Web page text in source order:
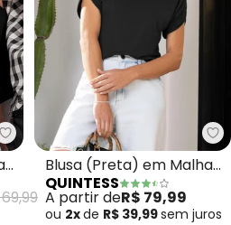
Quintess - Blusa (Preto) em
Blusa (Preta) em Malha
de Viscolycra
QUINTESS
A partir deR$ 79,99
ou 2xde R$ 39,99sem juros